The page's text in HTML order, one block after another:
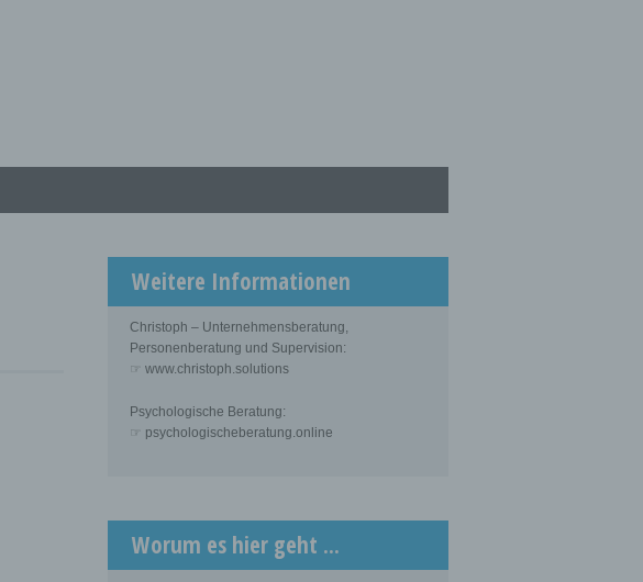
Weitere Informationen
Christoph – Unternehmensberatung,
Personenberatung und Supervision:
☞ www.christoph.solutions
Psychologische Beratung:
☞ psychologischeberatung.online
Worum es hier geht ...